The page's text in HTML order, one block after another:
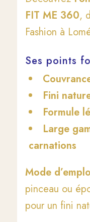
FIT ME 360,
Fashion à
Ses points
Fini
Formule
Large
carnations
Mode
pinceau ou
pour un fini